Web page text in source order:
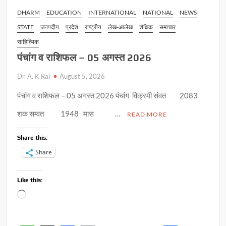
DHARM EDUCATION INTERNATIONAL NATIONAL
NEWS
STATE
जनपदीय प्रदेश राष्ट्रीय लेख-आलेख शैक्षिक
समाचार
साहित्यिक
पंचांग व राशिफल – 05 अगस्त 2026
Dr. A. K Rai August 5, 2026
पंचांग व राशिफल – 05 अगस्त 2026 पंचांग विक्रमी संवत 2083
शक सम्वत 1948 मास …
READ MORE
Share this:
Share
Like this:
Loading…